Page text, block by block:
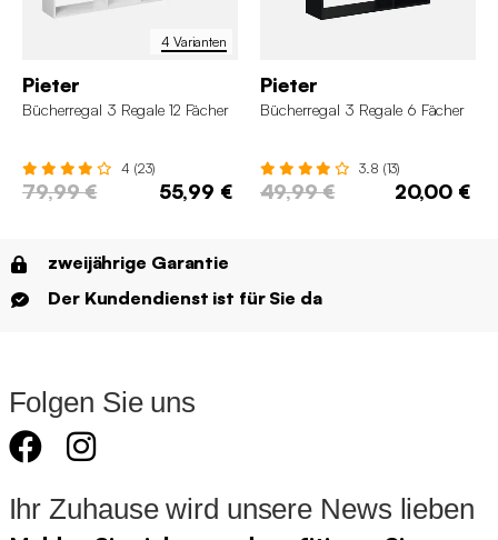
4 Varianten
Pieter
Bücherregal 3 Regale 12 Fächer
4 (23)
79,99 € 55,99 €
Pieter
Bücherregal 3 Regale 6 Fächer
3.8 (13)
49,99 € 20,00 €
zweijährige Garantie
Der Kundendienst ist für Sie da
Folgen Sie uns
Ihr Zuhause wird unsere News lieben